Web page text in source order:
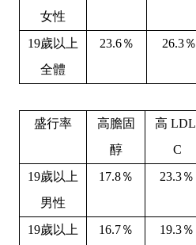
女性
19歲以上
全體
23.6％ 26.3％
盛行率
高膽固
醇
高
C
19歲以上
男性
17.8％ 23.3％
19歲以上
16.7％ 19.3％